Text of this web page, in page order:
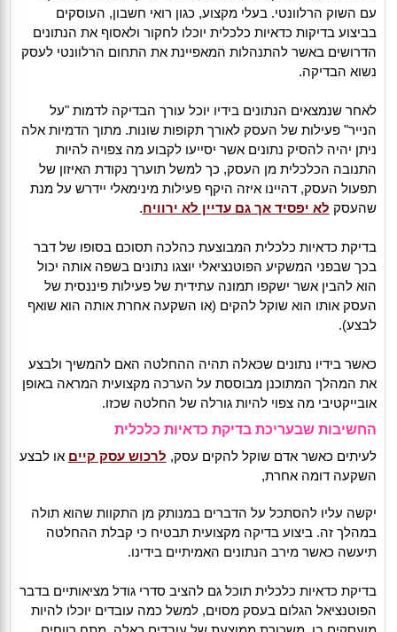
עם השוק הרלוונטי. בעלי מקצוע, כגון רואי חשבון, העוסקים
בביצוע בדיקות כדאיות כלכלית יוכלו לחקור ולאסוף את הנתונים
הדרושים באשר להתנהלות המאפיינת את התחום הרלוונטי לעסק
נשוא הבדיקה.
לאחר שנמצאים הנתונים בידיו יוכל עורך הבדיקה לדמות "על
הנייר" פעילות של העסק לאורך תקופות שונות. מתוך הדמיות אלה
ניתן יהיה להסיק נתונים אשר יסייעו לקבוע מה צפויה להיות
התנובה הכלכלית מן העסק, כך למשל תוערך נקודת האיזון של
תפעול העסק, דהיינו איזה היקף פעילות מינימאלי יידרש על מנת
שהעסק לא יפסיד אך גם עדיין לא ירוויח.
בדיקת כדאיות כלכלית המבוצעת כהלכה תסוכם בסופו של דבר
בכך שבפני המשקיע הפוטנציאלי יוצגו נתונים בשפה אותה יכול
הוא להבין אשר ישקפו תמונה עתידית של פעילות פיננסית של
העסק אותו הוא שוקל להקים (או השקעה אחרת אותה הוא שואף
לבצע).
כאשר בידיו נתונים שכאלה תהיה ההחלטה האם להמשיך ולבצע
את המהלך המתוכנן מבוססת על הערכה מקצועית המראה באופן
אובייקטיבי מה צפוי להיות גורלה של החלטה שכזו.
החשיבות שבעריכת בדיקת כדאיות כלכלית
לעיתים כאשר אדם שוקל להקים עסק, לרכוש עסק קיים או לבצע
השקעה דומה אחרת,
יקשה עליו להסתכל על הדברים במנותק מן התקוות שהוא תולה
במהלך זה. ביצוע בדיקה מקצועית תבטיח כי קבלת ההחלטה
תיעשה כאשר מירב הנתונים האמיתיים בידינו.
בדיקת כדאיות כלכלית תוכל גם להציב סדרי גודל מציאותיים בדבר
הפוטנציאל הגלום בעסק מסוים, למשל כמה עובדים יוכלו להיות